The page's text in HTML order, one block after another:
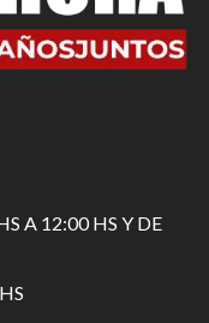
A 12:00 HS Y DE